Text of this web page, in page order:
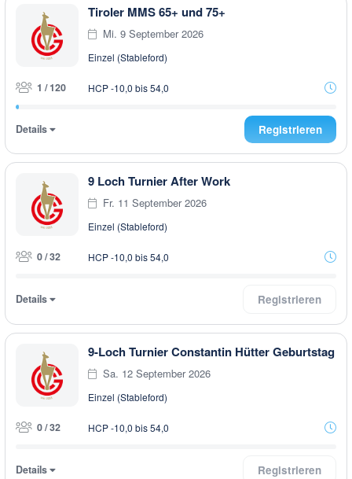
Tiroler MMS 65+ und 75+
Mi. 9 September 2026
Einzel (Stableford)
1 / 120 HCP -10,0 bis 54,0
Details Registrieren
9 Loch Turnier After Work
Fr. 11 September 2026
Einzel (Stableford)
0 / 32 HCP -10,0 bis 54,0
Details Registrieren
9-Loch Turnier Constantin Hütter Geburtstag
Sa. 12 September 2026
Einzel (Stableford)
0 / 32 HCP -10,0 bis 54,0
Details Registrieren